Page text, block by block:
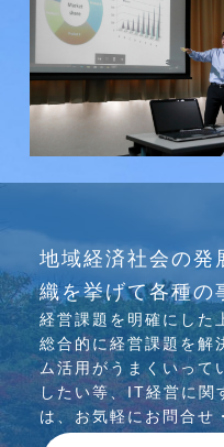
介護ソリューション
行っています
地域経済社会の発
織を挙げて各種の
経営課題を明確にした
総合的に経営課題を解
ム活⽤がうまくいって
したい等、IT経営に関
は、お気軽にお問合せ